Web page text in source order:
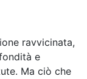
ravvicinata,
e
Ma ciò che